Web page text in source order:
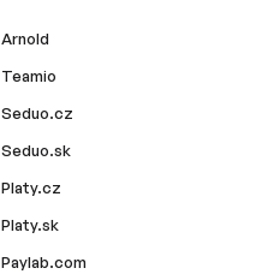
Arnold
Teamio
Seduo.cz
Seduo.sk
Platy.cz
Platy.sk
Paylab.com